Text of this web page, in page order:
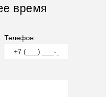
время
Телефон